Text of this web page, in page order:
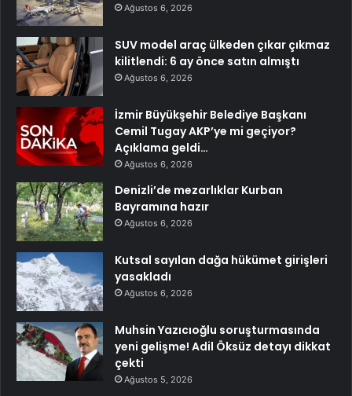
Ağustos 6, 2026
SUV model araç ülkeden çıkar çıkmaz
kilitlendi: 6 ay önce satın almıştı
Ağustos 6, 2026
İzmir Büyükşehir Belediye Başkanı
Cemil Tugay AKP’ye mi geçiyor?
Açıklama geldi…
Ağustos 6, 2026
Denizli’de mezarlıklar Kurban
Bayramına hazır
Ağustos 6, 2026
Kutsal sayılan dağa hükümet girişleri
yasakladı
Ağustos 6, 2026
Muhsin Yazıcıoğlu soruşturmasında
yeni gelişme! Adil Öksüz detayı dikkat
çekti
Ağustos 5, 2026